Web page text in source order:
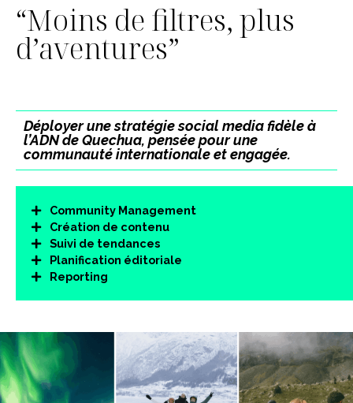
“Moins de filtres, plus
d’aventures”
Déployer une stratégie social media fidèle à
l’ADN de Quechua, pensée pour une
communauté internationale et engagée.
Community Management
Création de contenu
Suivi de tendances
Planification éditoriale
Reporting